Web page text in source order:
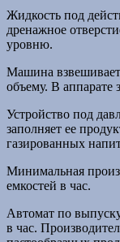
Жидкость под
дренажное
уровню.
Машина
объему. В аппарате
Устройство под
заполняет ее
газированных
Минимальная
емкостей в час.
Автомат по
в час.